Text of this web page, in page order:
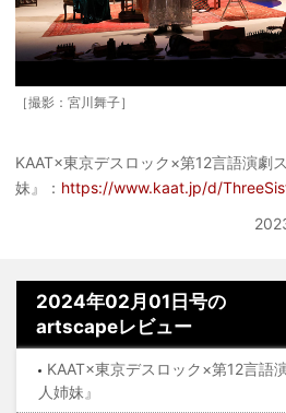
［撮影：宮川舞子］
KAAT×東京デスロック×第12言語演劇
妹』： https://www.kaat.jp/d/
2024年02月01日号の
artscapeレビュー
KAAT×東京デスロック×第12言語
人姉妹』